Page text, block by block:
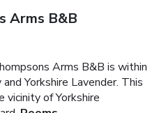
Arms B&B
Arms B&B is within
Yorkshire Lavender. This
of Yorkshire